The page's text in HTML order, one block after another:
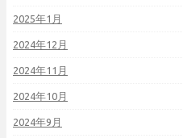
2025年1月
2024年12月
2024年11月
2024年10月
2024年9月